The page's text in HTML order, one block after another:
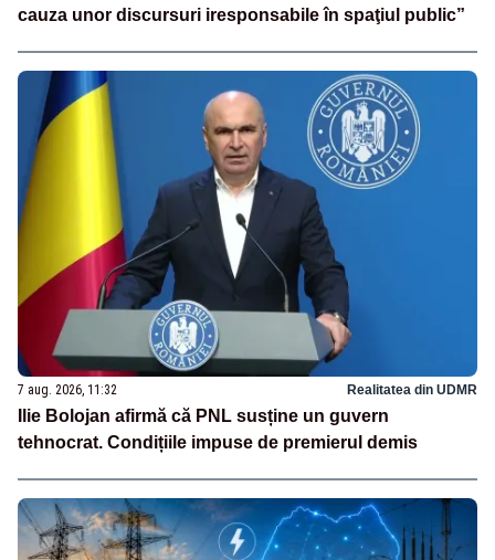
cauza unor discursuri iresponsabile în spaţiul public”
7 aug. 2026, 11:32 Realitatea din UDMR
Ilie Bolojan afirmă că PNL susține un guvern
tehnocrat. Condițiile impuse de premierul demis